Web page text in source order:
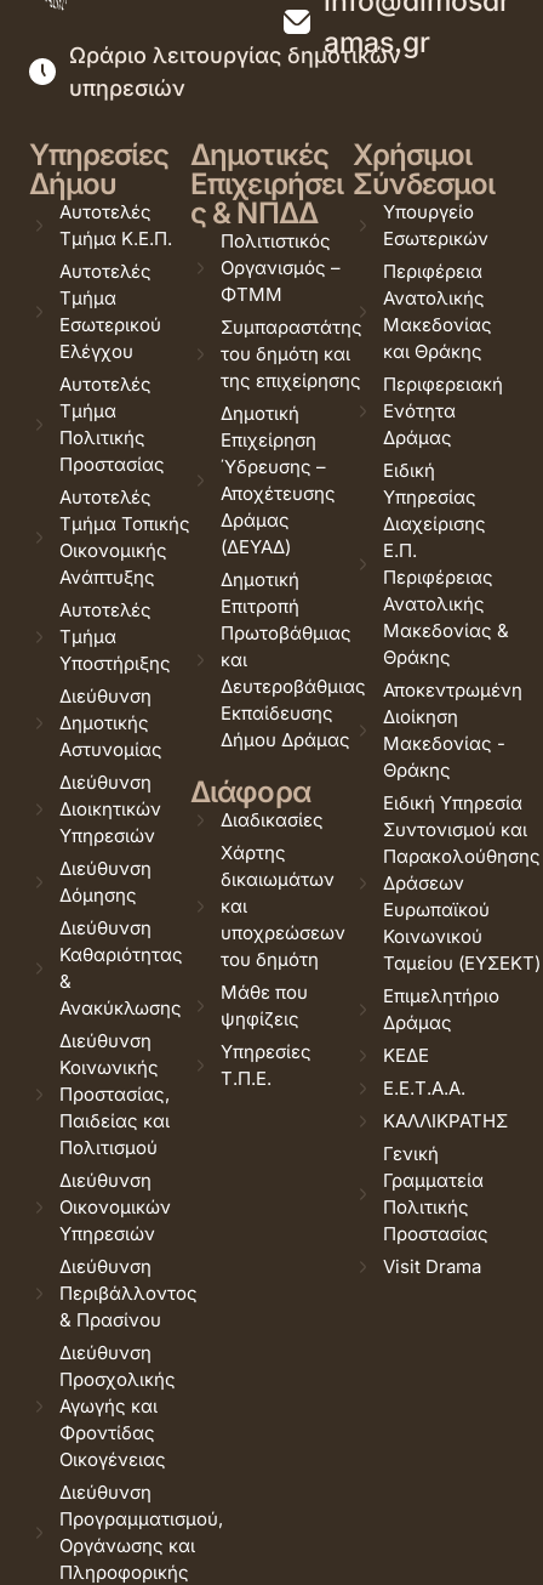
amas.gr
Ωράριο λειτουργίας δημοτικών
υπηρεσιών
Υπηρεσίες
Δήμου
Αυτοτελές
Τμήμα Κ.Ε.Π.
Αυτοτελές
Τμήμα
Εσωτερικού
Ελέγχου
Αυτοτελές
Τμήμα
Πολιτικής
Προστασίας
Αυτοτελές
Τμήμα Τοπικής
Οικονομικής
Ανάπτυξης
Αυτοτελές
Τμήμα
Υποστήριξης
Διεύθυνση
Δημοτικής
Αστυνομίας
Διεύθυνση
Διοικητικών
Υπηρεσιών
Διεύθυνση
Δόμησης
Διεύθυνση
Καθαριότητας
&
Ανακύκλωσης
Διεύθυνση
Κοινωνικής
Προστασίας,
Παιδείας και
Πολιτισμού
Διεύθυνση
Οικονομικών
Υπηρεσιών
Διεύθυνση
Περιβάλλοντος
& Πρασίνου
Διεύθυνση
Προσχολικής
Αγωγής και
Φροντίδας
Οικογένειας
Διεύθυνση
Προγραμματισμού,
Οργάνωσης και
Πληροφορικής
Δημοτικές
Επιχειρήσει
ς & ΝΠΔΔ
Πολιτιστικός
Οργανισμός –
ΦΤΜΜ
Συμπαραστάτης
του δημότη και
της επιχείρησης
Δημοτική
Επιχείρηση
Ύδρευσης –
Αποχέτευσης
Δράμας
(ΔΕΥΑΔ)
Δημοτική
Επιτροπή
Πρωτοβάθμιας
και
Δευτεροβάθμιας
Εκπαίδευσης
Δήμου Δράμας
Διάφορα
Διαδικασίες
Χάρτης
δικαιωμάτων
και
υποχρεώσεων
του δημότη
Μάθε που
ψηφίζεις
Υπηρεσίες
Τ.Π.Ε.
Χρήσιμοι
Σύνδεσμοι
Υπουργείο
Εσωτερικών
Περιφέρεια
Ανατολικής
Μακεδονίας
και Θράκης
Περιφερειακή
Ενότητα
Δράμας
Ειδική
Υπηρεσίας
Διαχείρισης
Ε.Π.
Περιφέρειας
Ανατολικής
Μακεδονίας &
Θράκης
Αποκεντρωμένη
Διοίκηση
Μακεδονίας -
Θράκης
Ειδική Υπηρεσία
Συντονισμού και
Παρακολούθησης
Δράσεων
Ευρωπαϊκού
Κοινωνικού
Ταμείου (ΕΥΣΕΚΤ)
Επιμελητήριο
Δράμας
ΚΕΔΕ
Ε.Ε.Τ.Α.Α.
ΚΑΛΛΙΚΡΑΤΗΣ
Γενική
Γραμματεία
Πολιτικής
Προστασίας
Visit Drama